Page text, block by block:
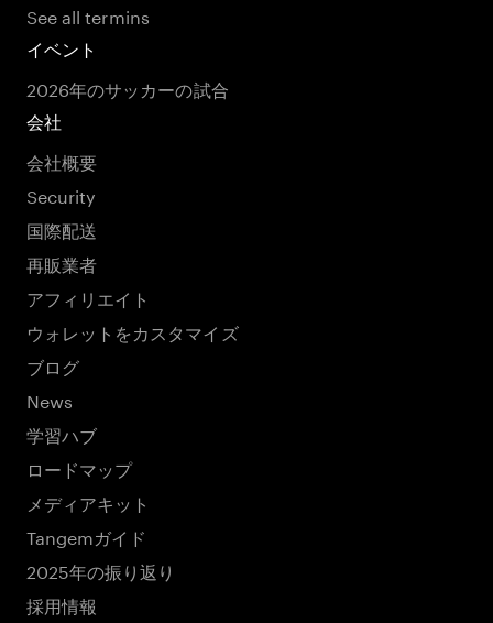
See all termins
イベント
2026年のサッカーの試合
会社
会社概要
Security
国際配送
再販業者
アフィリエイト
ウォレットをカスタマイズ
ブログ
News
学習ハブ
ロードマップ
メディアキット
Tangemガイド
2025年の振り返り
採用情報